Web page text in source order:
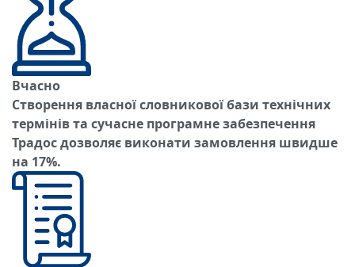
Вчасно
Створення власної словникової бази технічних
термінів та сучасне програмне забезпечення
Традос дозволяє виконати замовлення швидше
на 17%.